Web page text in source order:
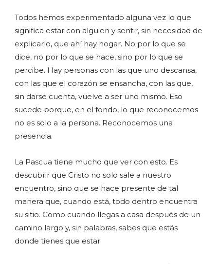
Todos hemos experimentado alguna vez lo que
significa estar con alguien y sentir, sin necesidad de
explicarlo, que ahí hay hogar. No por lo que se
dice, no por lo que se hace, sino por lo que se
percibe. Hay personas con las que uno descansa,
con las que el corazón se ensancha, con las que,
sin darse cuenta, vuelve a ser uno mismo. Eso
sucede porque, en el fondo, lo que reconocemos
no es solo a la persona. Reconocemos una
presencia.
La Pascua tiene mucho que ver con esto. Es
descubrir que Cristo no solo sale a nuestro
encuentro, sino que se hace presente de tal
manera que, cuando está, todo dentro encuentra
su sitio. Como cuando llegas a casa después de un
camino largo y, sin palabras, sabes que estás
donde tienes que estar.